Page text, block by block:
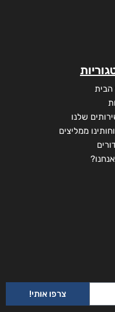
שלנו
ממליצים
צרפו אותי!